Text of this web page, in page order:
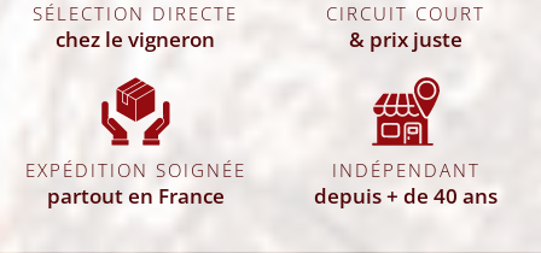
SÉLECTION DIRECTE
chez le vigneron
CIRCUIT COURT
& prix juste
EXPÉDITION SOIGNÉE
partout en France
INDÉPENDANT
depuis + de 40 ans